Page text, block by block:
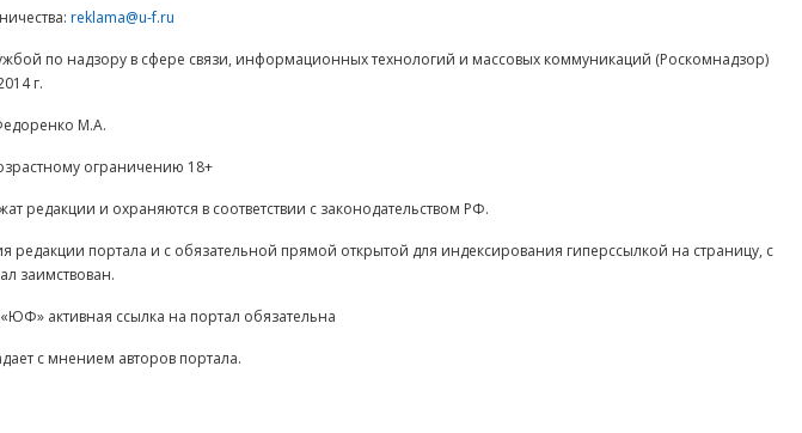
reklama@u-f.ru
по надзору в сфере связи, информационных технологий и массовых коммуникаций (Роскомнадзор)
г.
М.А.
ограничению 18+
редакции и охраняются в соответствии с законодательством РФ.
портала и с обязательной прямой открытой для индексирования гиперссылкой на страницу, с
заимствован.
активная ссылка на портал обязательна
с мнением авторов портала.